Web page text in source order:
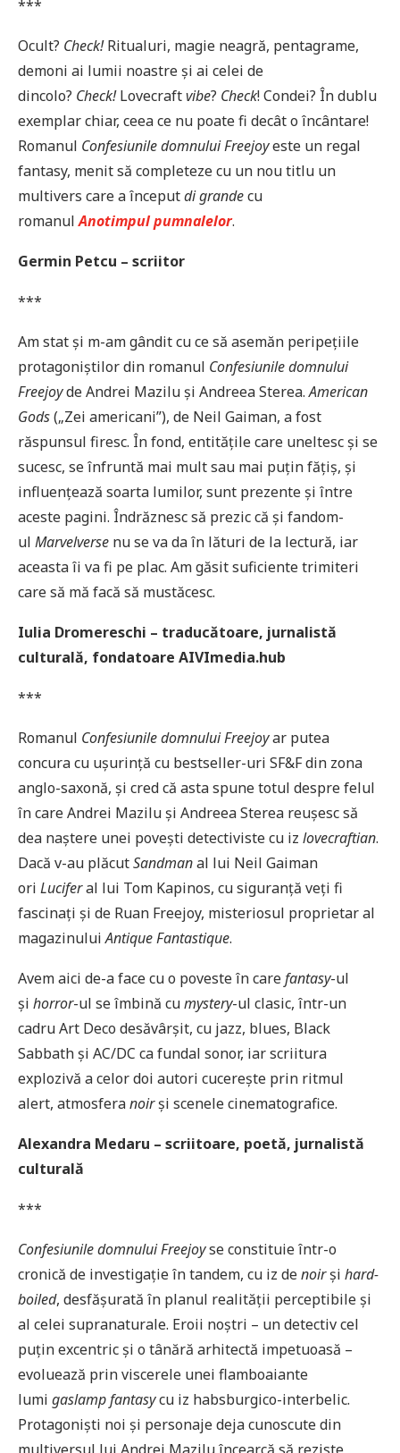
***
Ocult? Check!Ritualuri, magie neagră, pentagrame,
demoni ai lumii noastre și ai celei de
dincolo? Check!Lovecraftvibe? Check! Condei? În dublu
exemplar chiar, ceea ce nu poate fi decât o încântare!
Romanul Confesiunile domnului Freejoyeste un regal
fantasy, menit să completeze cu un nou titlu un
multivers care a începutdi grandecu
romanulAnotimpul pumnalelor.
Germin Petcu – scriitor
***
Am stat și m-am gândit cu ce să asemăn peripețiile
protagoniștilor din romanul Confesiunile domnului
Freejoyde Andrei Mazilu și Andreea Sterea.American
Gods(„Zei americani”), de Neil Gaiman, a fost
răspunsul firesc. În fond, entitățile care uneltesc și se
sucesc, se înfruntă mai mult sau mai puțin fățiș, și
influențează soarta lumilor, sunt prezente și între
aceste pagini. Îndrăznesc să prezic că și fandom-
ul Marvelverse nu se va da în lături de la lectură, iar
aceasta îi va fi pe plac. Am găsit suficiente trimiteri
care să mă facă să mustăcesc.
Iulia Dromereschi – traducătoare, jurnalistă
culturală, fondatoare AIVImedia.hub
***
Romanul Confesiunile domnului Freejoyar putea
concura cu ușurință cu bestseller-uri SF&F din zona
anglo-saxonă, și cred că asta spune totul despre felul
în care Andrei Mazilu și Andreea Sterea reușesc să
dea naștere unei povești detectiviste cu iz lovecraftian.
Dacă v-au plăcutSandmanal lui Neil Gaiman
ori Luciferal lui Tom Kapinos, cu siguranță veți fi
fascinați și de Ruan Freejoy, misteriosul proprietar al
magazinuluiAntique Fantastique.
Avem aici de-a face cu o poveste în carefantasy-ul
și horror-ul se îmbină cumystery-ul clasic, într-un
cadru Art Deco desăvârșit, cu jazz, blues, Black
Sabbath și AC/DC ca fundal sonor, iar scriitura
explozivă a celor doi autori cucerește prin ritmul
alert, atmosferanoirși scenele cinematografice.
Alexandra Medaru – scriitoare, poetă, jurnalistă
culturală
***
Confesiunile domnului Freejoyse constituie într-o
cronică de investigație în tandem, cu iz denoirși hard-
boiled, desfășurată în planul realității perceptibile și
al celei supranaturale. Eroii noștri – un detectiv cel
puțin excentric și o tânără arhitectă impetuoasă –
evoluează prin viscerele unei flamboaiante
lumi gaslamp fantasycu iz habsburgico-interbelic.
Protagoniști noi și personaje deja cunoscute din